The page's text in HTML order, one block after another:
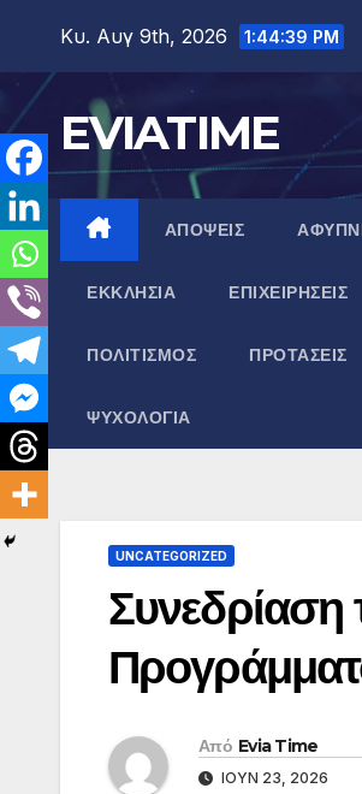
περιεχόμενο
Κυ. Αυγ 9th, 2026 1:44:40 PM
EVIATIME
ΑΠΟΨΕΙΣ
ΕΚΚΛΗΣΙΑ ΕΠΙΧΕΙΡΗΣΕΙΣ
ΠΟΛΙΤΙΣΜΟΣ ΠΡΟΤΑΣΕΙΣ
ΨΥΧΟΛΟΓΙΑ
UNCATEGORIZED
Από Evia Time
ΙΟΎΝ 23, 2026